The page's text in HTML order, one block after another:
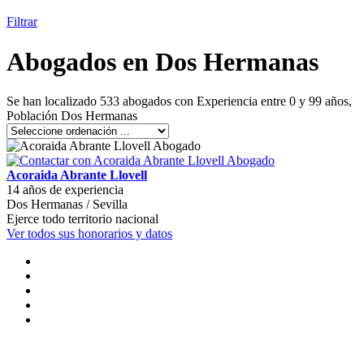
Filtrar
Abogados en Dos Hermanas
Se han localizado 533 abogados con Experiencia entre 0 y 99 años,
Población Dos Hermanas
Acoraida Abrante Llovell
14 años de experiencia
Dos Hermanas / Sevilla
Ejerce todo territorio nacional
Ver todos sus honorarios y datos